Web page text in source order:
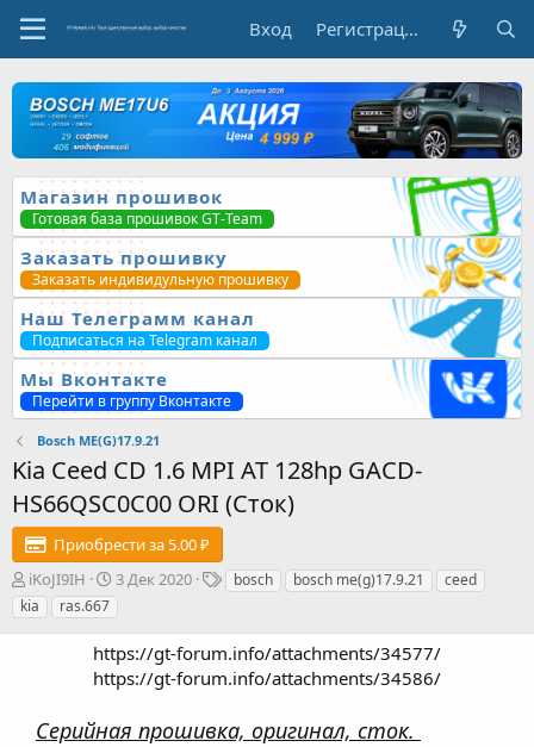
Вход Регистрация
Магазин прошивок
Готовая база прошивок GT-Team
Заказать прошивку
Заказать индивидульную прошивку
Наш Телеграмм канал
Подписаться на Telegram канал
Мы Вконтакте
Перейти в группу Вконтакте
Bosch ME(G)17.9.21
Kia Ceed CD 1.6 MPI AT 128hp GACD-
HS66QSC0C00 ORI (Сток)
Приобрести за 5.00 ₽
А
в
т
iKoJI9IH
Д
а
т
с
о
д
3 Дек 2020
Тbosch bosch me(g)17.9.21
ceed
kia
ras.667
https://gt-forum.info/attachments/34577/
https://gt-forum.info/attachments/34586/​
Серийная прошивка, оригинал, сток.